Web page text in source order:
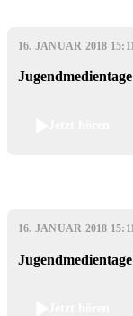
16. JANUAR 2018 15:11
16. JANUAR 2018